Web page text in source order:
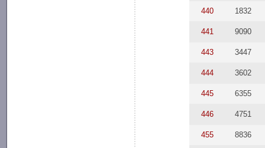
440 1832
441 9090
443 3447
444 3602
445 6355
446 4751
455 8836